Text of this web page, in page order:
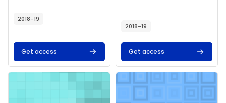
2018-19
Get access
2018-19
Get access
Course image" I. Πλατφόρμες ηλεκτρονικής μάθησης - Εργαλεία
Course image" II. Εργαλεία